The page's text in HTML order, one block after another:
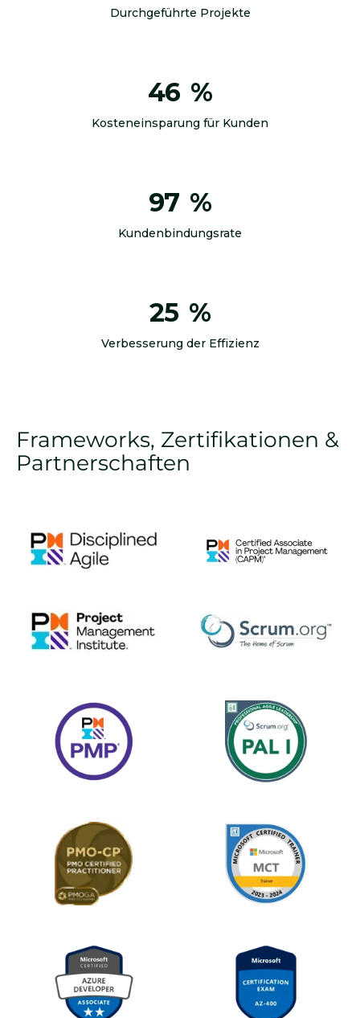
Durchgeführte Projekte
46 %
Kosteneinsparung für Kunden
97 %
Kundenbindungsrate
25 %
Verbesserung der Effizienz
Frameworks, Zertifikationen &
Partnerschaften